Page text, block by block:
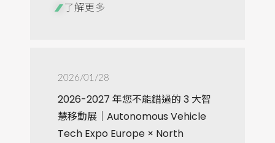
了解更多
2026/01/28
2026-2027 年您不能錯過的 3 大智
慧移動展｜Autonomous Vehicle
Tech Expo Europe × North